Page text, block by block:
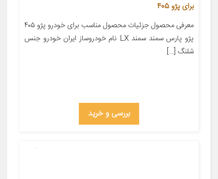
برای پژو 405
معرفی محصول جزئیات محصول مناسب برای خودرو پژو ۴۰۵
پژو پارس سمند سمند LX نام خودروساز ایران خودرو جنس
شلنگ […]
بررسی و خرید